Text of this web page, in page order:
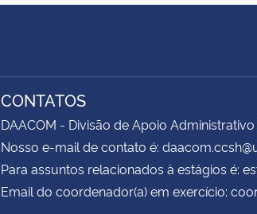
CONTATOS
DAACOM - Divisão de Apoio
Nosso e-mail de contato é:
Para assuntos relacionados à estágios é:
Email do coordenador(a) em exercício: